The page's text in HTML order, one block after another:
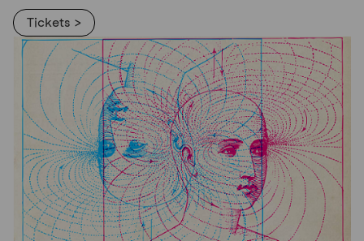
Tickets >